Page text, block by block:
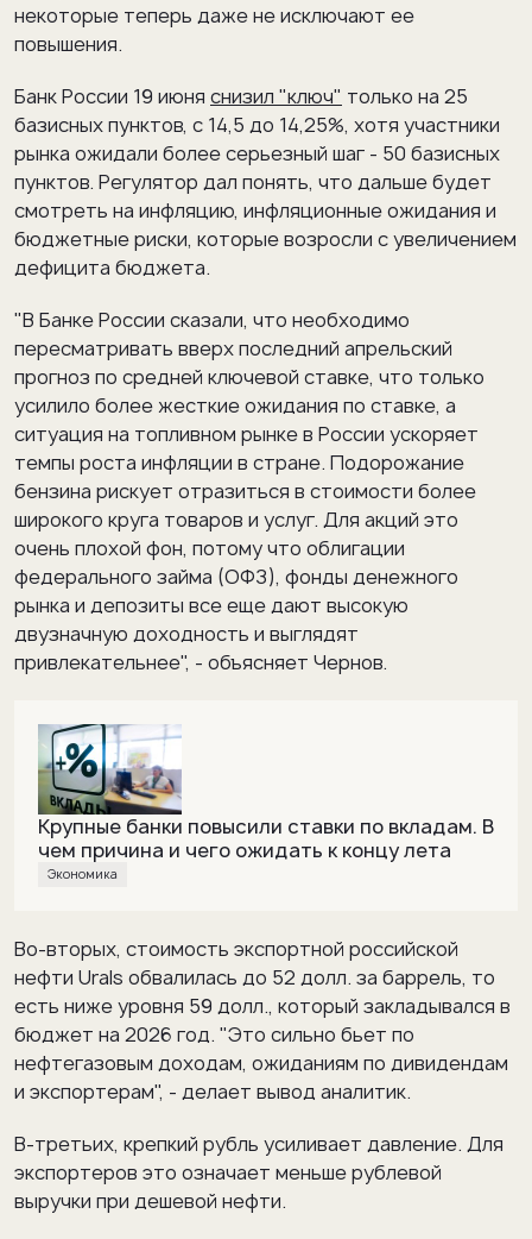
некоторые теперь даже не исключают ее
повышения.
Банк России 19 июня снизил "ключ" только на 25
базисных пунктов, с 14,5 до 14,25%, хотя участники
рынка ожидали более серьезный шаг - 50 базисных
пунктов. Регулятор дал понять, что дальше будет
смотреть на инфляцию, инфляционные ожидания и
бюджетные риски, которые возросли с увеличением
дефицита бюджета.
"В Банке России сказали, что необходимо
пересматривать вверх последний апрельский
прогноз по средней ключевой ставке, что только
усилило более жесткие ожидания по ставке, а
ситуация на топливном рынке в России ускоряет
темпы роста инфляции в стране. Подорожание
бензина рискует отразиться в стоимости более
широкого круга товаров и услуг. Для акций это
очень плохой фон, потому что облигации
федерального займа (ОФЗ), фонды денежного
рынка и депозиты все еще дают высокую
двузначную доходность и выглядят
привлекательнее", - объясняет Чернов.
Крупные банки повысили ставки по вкладам. В
чем причина и чего ожидать к концу лета
Экономика
Во-вторых, стоимость экспортной российской
нефти Urals обвалилась до 52 долл. за баррель, то
есть ниже уровня 59 долл., который закладывался в
бюджет на 2026 год. "Это сильно бьет по
нефтегазовым доходам, ожиданиям по дивидендам
и экспортерам", - делает вывод аналитик.
В-третьих, крепкий рубль усиливает давление. Для
экспортеров это означает меньше рублевой
выручки при дешевой нефти.